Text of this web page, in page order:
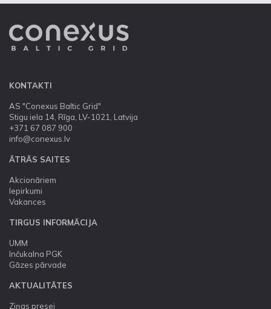
KONTAKTI
AS "Conexus Baltic Grid"
Stigu iela 14, Rīga, LV-1021, Latvija
+371 67 087 900
info@conexus.lv
ĀTRĀS SAITES
Akcionāriem
Iepirkumi
Vakances
TIRGUS INFORMĀCIJA
UMM
Inčukalna PGK
Gāzes pārvade
AKTUALITĀTES
Ziņas presei